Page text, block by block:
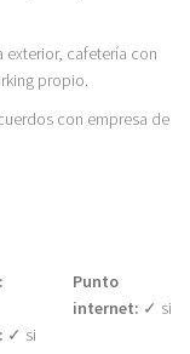
exterior, cafetería con
propio.
con empresa de
✓ si
Punto
internet: ✓ si